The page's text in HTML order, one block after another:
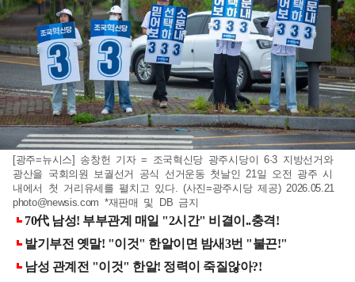
[광주=뉴시스] 송창헌 기자 = 조국혁신당 광주시당이 6·3 지방선거와
광산을 국회의원 보궐선거 공식 선거운동 첫날인 21일 오전 광주 시
내에서 첫 거리유세를 펼치고 있다. (사진=광주시당 제공) 2026.05.21
photo@newsis.com *재판매 및 DB 금지